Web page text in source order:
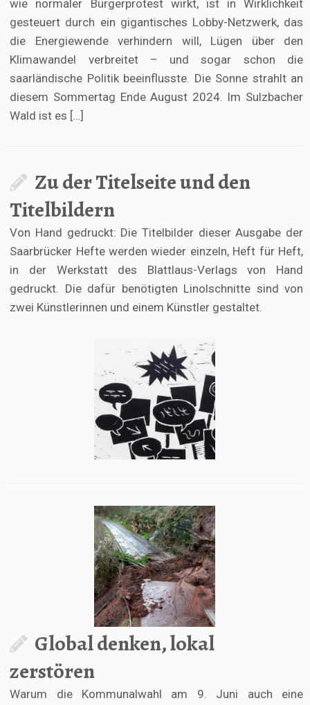
wie normaler Bürgerprotest wirkt, ist in Wirklichkeit
gesteuert durch ein gigantisches Lobby-Netzwerk, das
die Energiewende verhindern will, Lügen über den
Klimawandel verbreitet – und sogar schon die
saarländische Politik beeinflusste. Die Sonne strahlt an
diesem Sommertag Ende August 2024. Im Sulzbacher
Wald ist es […]
Zu der Titelseite und den
Titelbildern
Von Hand gedruckt: Die Titelbilder dieser Ausgabe der
Saarbrücker Hefte werden wieder einzeln, Heft für Heft,
in der Werkstatt des Blattlaus-Verlags von Hand
gedruckt. Die dafür benötigten Linolschnitte sind von
zwei Künstlerinnen und einem Künstler gestaltet.
Global denken, lokal
zerstören
Warum die Kommunalwahl am 9. Juni auch eine